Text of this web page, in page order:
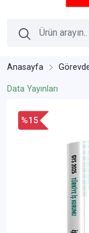
Anasayfa
Data Yayınları
%15